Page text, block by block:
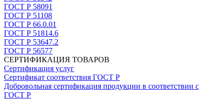
ГОСТ Р 58091
ГОСТ Р 51108
ГОСТ Р 66.0.01
ГОСТ Р 51814.6
ГОСТ Р 53647.2
ГОСТ Р 56577
СЕРТИФИКАЦИЯ ТОВАРОВ
Сертификация услуг
Сертификат соответствия ГОСТ Р
Добровольная сертификация продукции в соответствии с
ГОСТ Р